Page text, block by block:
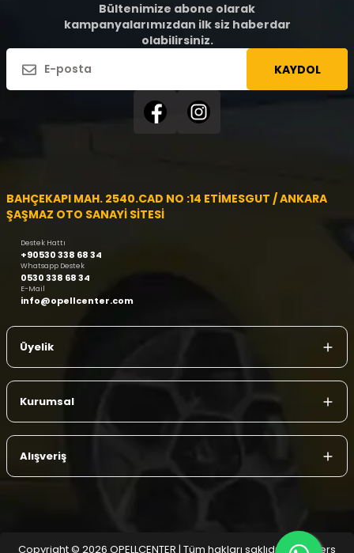
Bültenimize abone olarak
kampanyalarımızdan ilk siz haberdar
olabilirsiniz.
KAYDOL
BAHÇEKAPI MAH. 2540.CAD NO :14 ETİMESGUT / ANKARA
ŞAŞMAZ OTO SANAYİ SİTESİ
Destek Hattı
+90530 338 68 34
Whatsapp Destek
0530 338 68 34
E-Mail
info@opellcenter.com
Üyelik
Kurumsal
Alışveriş
Copyright © 2026 OPELLCENTER | Tüm hakları saklıdır. | Reliefers